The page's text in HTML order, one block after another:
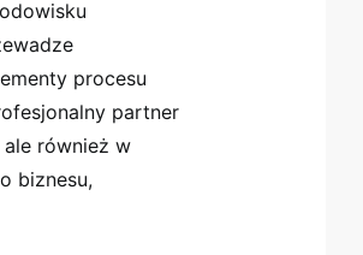
procesu
partner
również w
biznesu,